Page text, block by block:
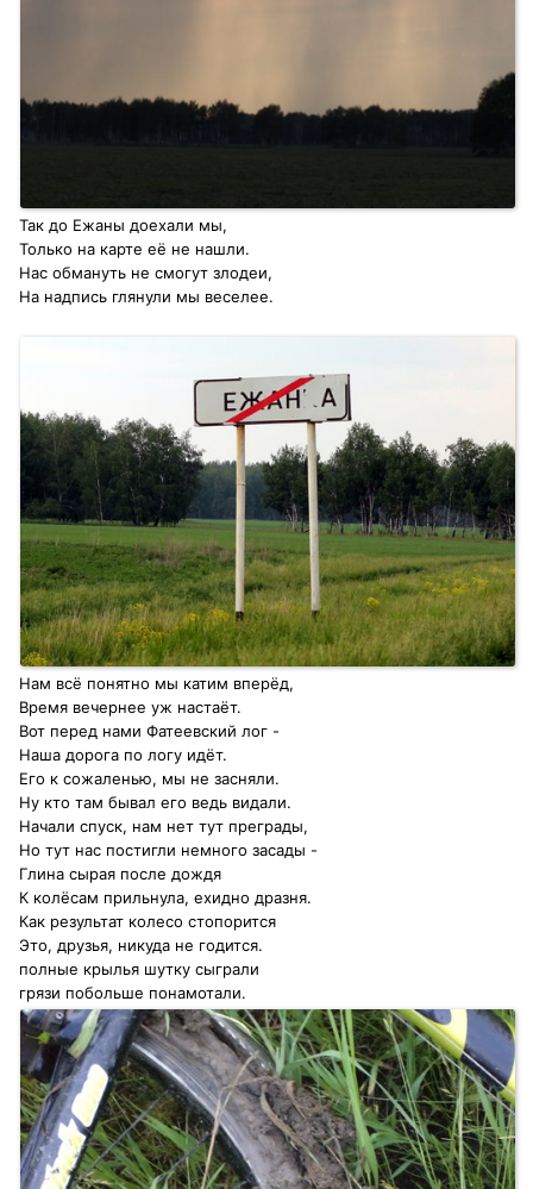
Так до Ежаны доехали мы,
Только на карте её не нашли.
Нас обмануть не смогут злодеи,
На надпись глянули мы веселее.
Нам всё понятно мы катим вперёд,
Время вечернее уж настаёт.
Вот перед нами Фатеевский лог -
Наша дорога по логу идёт.
Его к сожаленью, мы не засняли.
Ну кто там бывал его ведь видали.
Начали спуск, нам нет тут преграды,
Но тут нас постигли немного засады -
Глина сырая после дождя
К колёсам прильнула, ехидно дразня.
Как результат колесо стопорится
Это, друзья, никуда не годится.
полные крылья шутку сыграли
грязи побольше понамотали.